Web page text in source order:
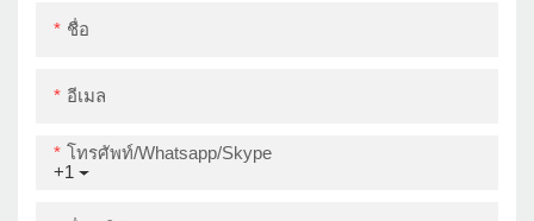
ชื่อ
อีเมล
+1
โทรศัพท์/whatsapp/skype